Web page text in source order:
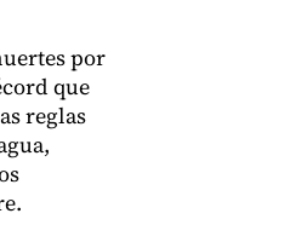
por
que
reglas